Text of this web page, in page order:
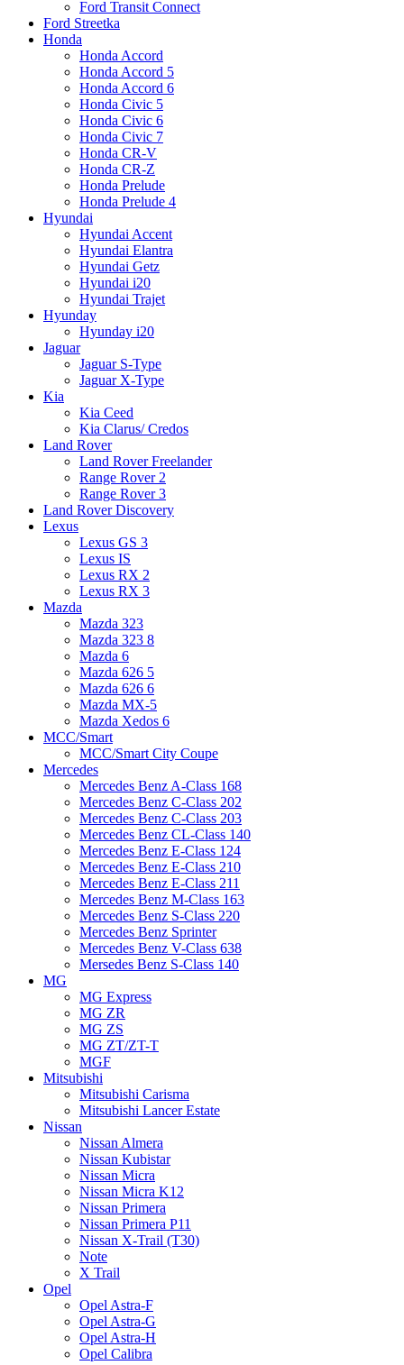
Ford Transit Connect
Ford Streetka
Honda
Honda Accord
Honda Accord 5
Honda Accord 6
Honda Civic 5
Honda Civic 6
Honda Civic 7
Honda CR-V
Honda CR-Z
Honda Prelude
Honda Prelude 4
Hyundai
Hyundai Accent
Hyundai Elantra
Hyundai Getz
Hyundai i20
Hyundai Trajet
Hyunday
Hyunday i20
Jaguar
Jaguar S-Type
Jaguar X-Type
Kia
Kia Ceed
Kia Clarus/ Credos
Land Rover
Land Rover Freelander
Range Rover 2
Range Rover 3
Land Rover Discovery
Lexus
Lexus GS 3
Lexus IS
Lexus RX 2
Lexus RX 3
Mazda
Mazda 323
Mazda 323 8
Mazda 6
Mazda 626 5
Mazda 626 6
Mazda MX-5
Mazda Xedos 6
MCC/Smart
MCC/Smart City Coupe
Mercedes
Mercedes Benz A-Class 168
Mercedes Benz C-Class 202
Mercedes Benz C-Class 203
Mercedes Benz CL-Class 140
Mercedes Benz E-Class 124
Mercedes Benz E-Class 210
Mercedes Benz E-Class 211
Mercedes Benz M-Class 163
Mercedes Benz S-Class 220
Mercedes Benz Sprinter
Mercedes Benz V-Class 638
Mersedes Benz S-Class 140
MG
MG Express
MG ZR
MG ZS
MG ZT/ZT-T
MGF
Mitsubishi
Mitsubishi Carisma
Mitsubishi Lancer Estate
Nissan
Nissan Almera
Nissan Kubistar
Nissan Micra
Nissan Micra K12
Nissan Primera
Nissan Primera P11
Nissan X-Trail (T30)
Note
X Trail
Opel
Opel Astra-F
Opel Astra-G
Opel Astra-H
Opel Calibra